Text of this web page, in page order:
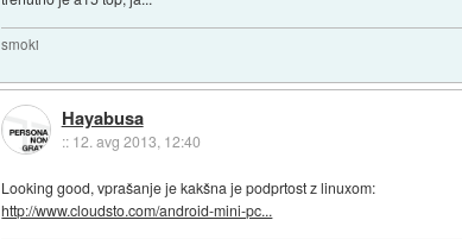
smoki
Hayabusa
:: 12. avg 2013, 12:40
Looking good, vprašanje je kakšna je podprtost z linuxom:
http://www.cloudsto.com/android-mini-pc...